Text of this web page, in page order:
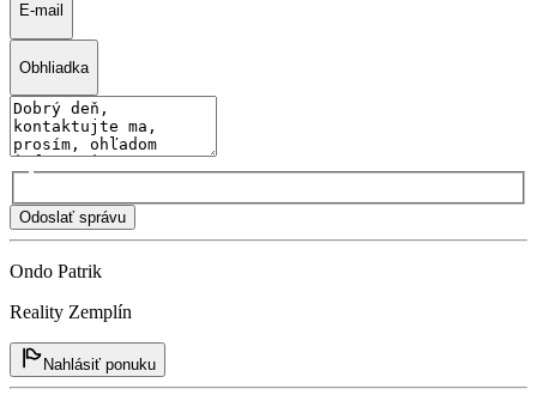
E-mail
Obhliadka
Odoslať správu
Ondo Patrik
Reality Zemplín
Nahlásiť ponuku